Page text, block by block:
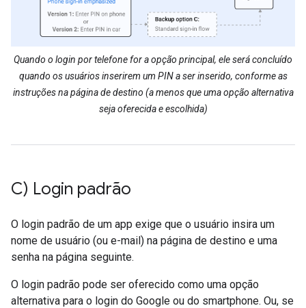
Quando o login por telefone for a opção principal, ele será concluído
quando os usuários inserirem um PIN a ser inserido, conforme as
instruções na página de destino (a menos que uma opção alternativa
seja oferecida e escolhida)
C) Login padrão
O login padrão de um app exige que o usuário insira um
nome de usuário (ou e-mail) na página de destino e uma
senha na página seguinte.
O login padrão pode ser oferecido como uma opção
alternativa para o login do Google ou do smartphone. Ou, se